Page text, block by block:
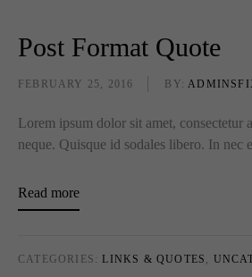
Post Format Quote
FEBRUARY 25, 2016 BY:
Lorem ipsum dolor sit amet, consectetur
neque. Quisque id sodales libero. In
Read more
CATEGORIES:LINKS & QUOTES ,